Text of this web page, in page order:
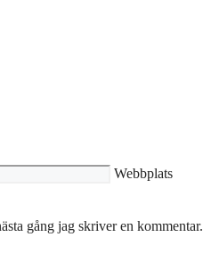
Webbplats
gång jag skriver en kommentar.